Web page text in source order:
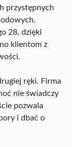
przystępnych
28, dzięki
klientom z
ręki. Firma
nie świadczy
pozwala
i dbać o